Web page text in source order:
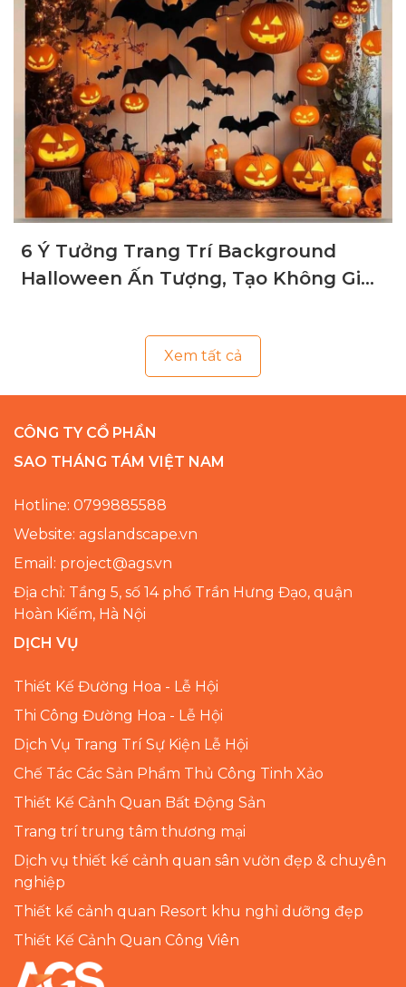
6 Ý Tưởng Trang Trí Background
Halloween Ấn Tượng, Tạo Không Gian
Xem tất cả
CÔNG TY CỔ PHẦN
SAO THÁNG TÁM VIỆT NAM
Hotline: 0799885588
Website: agslandscape.vn
Email: project@ags.vn
Địa chỉ: Tầng 5, số 14 phố Trần Hưng Đạo, quận
Hoàn Kiếm, Hà Nội
DỊCH VỤ
Thiết Kế Đường Hoa - Lễ Hội
Thi Công Đường Hoa - Lễ Hội
Dịch Vụ Trang Trí Sự Kiện Lễ Hội
Chế Tác Các Sản Phẩm Thủ Công Tinh Xảo
Thiết Kế Cảnh Quan Bất Động Sản
Trang trí trung tâm thương mại
Dịch vụ thiết kế cảnh quan sân vườn đẹp & chuyên
nghiệp
Thiết kế cảnh quan Resort khu nghỉ dưỡng đẹp
Thiết Kế Cảnh Quan Công Viên